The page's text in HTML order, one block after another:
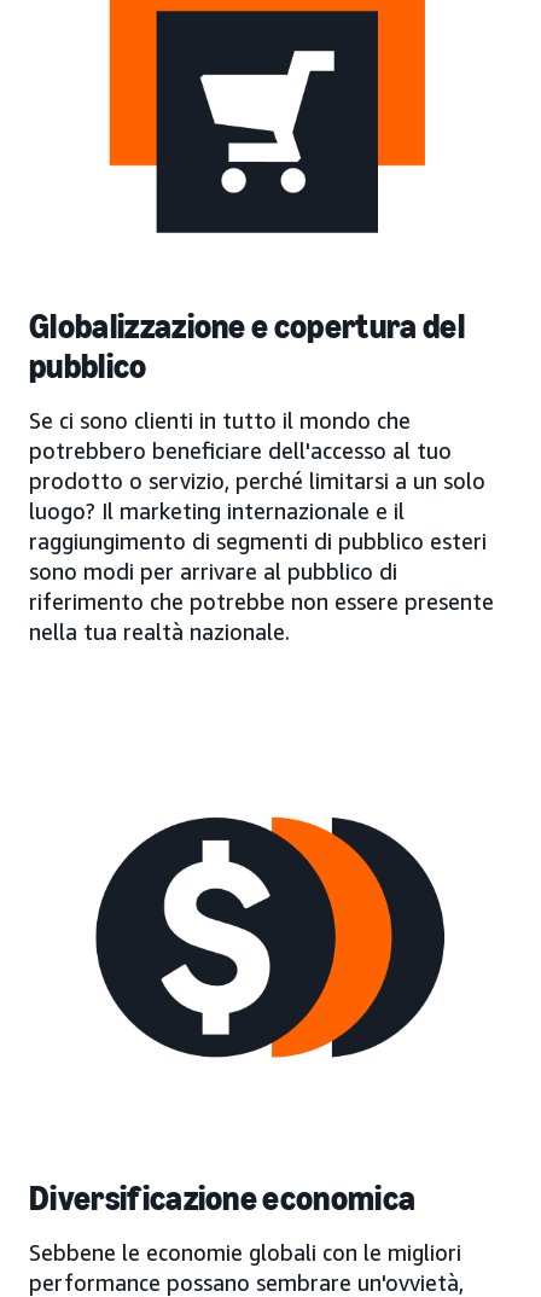
Globalizzazione e copertura del
pubblico
Se ci sono clienti in tutto il mondo che
potrebbero beneficiare dell'accesso al tuo
prodotto o servizio, perché limitarsi a un solo
luogo? Il marketing internazionale e il
raggiungimento di segmenti di pubblico esteri
sono modi per arrivare al pubblico di
riferimento che potrebbe non essere presente
nella tua realtà nazionale.
Diversificazione economica
Sebbene le economie globali con le migliori
performance possano sembrare un'ovvietà,